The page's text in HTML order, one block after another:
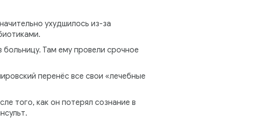
ухудшилось из-за
Там ему провели срочное
перенёс все свои «лечебные
того, как он потерял сознание в